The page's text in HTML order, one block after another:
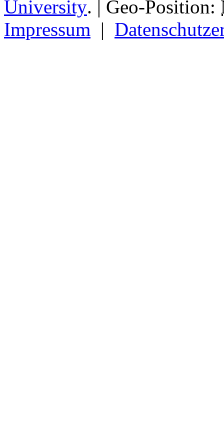
University. | Geo-Position:
Impressum |